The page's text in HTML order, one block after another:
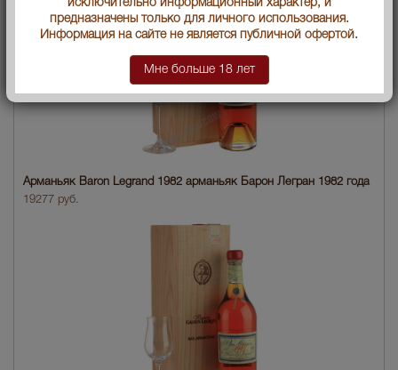
Арманьяк Baron Legrand 1982 арманьяк Барон Легран 1982 года
19277 руб.
исключительно информационный характер, и
предназначены только для личного использования.
Информация на сайте не является публичной офертой.
Мне больше 18 лет